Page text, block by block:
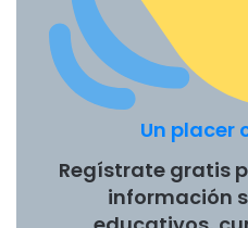
Un placer
Regístrate gratis
información